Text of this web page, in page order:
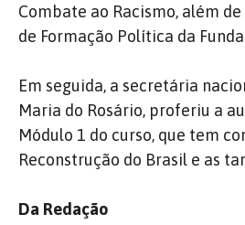
Combate ao Racismo, além
de Formação Política da
Em seguida, a secretária
Maria do Rosário, proferiu a
Módulo 1 do curso, que tem
Reconstrução do Brasil e as
Da Redação